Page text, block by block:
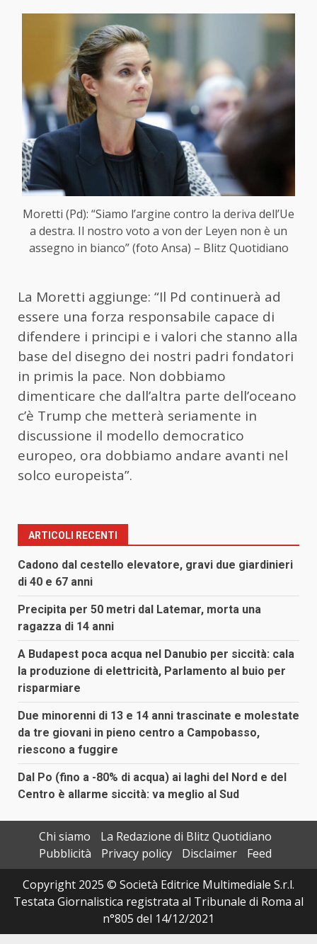
Moretti (Pd): “Siamo l’argine contro la deriva dell’Ue
a destra. Il nostro voto a von der Leyen non è un
assegno in bianco” (foto Ansa) – Blitz Quotidiano
La Moretti aggiunge: “Il Pd continuerà ad
essere una forza responsabile capace di
difendere i principi e i valori che stanno alla
base del disegno dei nostri padri fondatori
in primis la pace. Non dobbiamo
dimenticare che dall’altra parte dell’oceano
c’è Trump che metterà seriamente in
discussione il modello democratico
europeo, ora dobbiamo andare avanti nel
solco europeista”.
ARTICOLI RECENTI
Cadono dal cestello elevatore, gravi due giardinieri
di 40 e 67 anni
Precipita per 50 metri dal Latemar, morta una
ragazza di 14 anni
A Budapest poca acqua nel Danubio per siccità: cala
la produzione di elettricità, Parlamento al buio per
risparmiare
Due minorenni di 13 e 14 anni trascinate e molestate
da tre giovani in pieno centro a Campobasso,
riescono a fuggire
Dal Po (fino a -80% di acqua) ai laghi del Nord e del
Centro è allarme siccità: va meglio al Sud
Chi siamo
La Redazione di Blitz Quotidiano
Pubblicità
Privacy policy Disclaimer
Feed
Copyright 2025 © Società Editrice Multimediale S.r.l.
Testata Giornalistica registrata al Tribunale di Roma al
n°805 del 14/12/2021